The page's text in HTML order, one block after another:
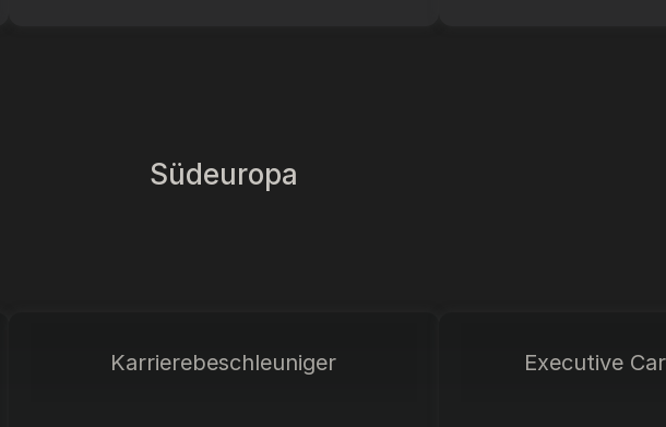
Südeuropa
Karrierebeschleuniger Executive